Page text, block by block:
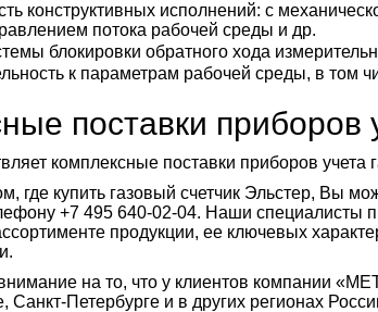
конструктивных исполнений: с
потока рабочей среды и др.
блокировки обратного хода
к параметрам рабочей среды, в том
поставки приборов
комплексные поставки приборов учета
где купить газовый счетчик Эльстер, Вы
+7 495 640-02-04. Наши специалисты
продукции, ее ключевых
на то, что у клиентов компании
Санкт-Петербурге и в других регионах